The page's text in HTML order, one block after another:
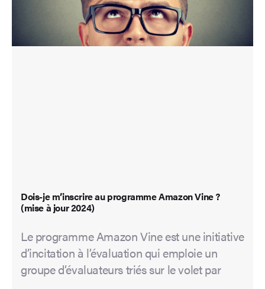
Dois-je m’inscrire au programme Amazon Vine ?
(mise à jour 2024)
Le programme Amazon Vine est une initiative
d’incitation à l’évaluation qui emploie un
groupe d’évaluateurs triés sur le volet par